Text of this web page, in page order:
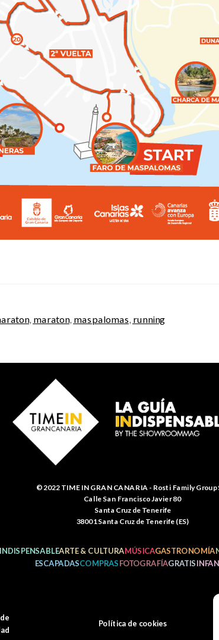
, maraton, maspalomas, running
© 2022 TIME IN GRAN CANARIA - Rosti Family Group
Calle San Francisco Javier 80
Santa Cruz de Tenerife
38001 Santa Cruz de Tenerife (ES)
INDISPENSABLEARTE & CULTURAMÚSICAGASTRONOMÍA
ESCAPADASCOMPRASFOTOGRAFÍAGRATIS
Política de cookies